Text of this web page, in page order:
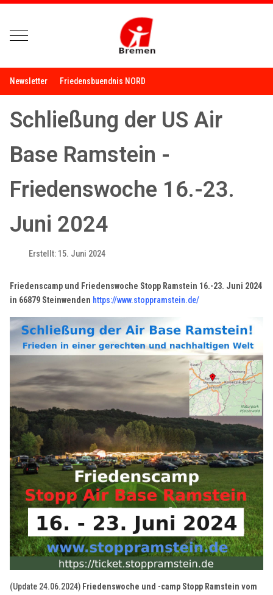
Mobile Menu Toggle
Newsletter Friedensbuendnis NORD
Schließung der US Air
Base Ramstein -
Friedenswoche 16.-23.
Juni 2024
Erstellt: 15. Juni 2024
Friedenscamp und Friedenswoche Stopp Ramstein 16.-23. Juni 2024
in 66879 Steinwenden https://www.stoppramstein.de/
(Update 24.06.2024) Friedenswoche und -camp Stopp Ramstein vom